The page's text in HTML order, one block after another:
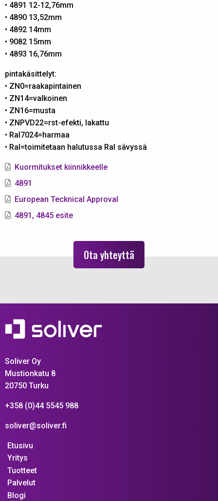
• 4891 12-12,76mm
• 4890 13,52mm
• 4892 14mm
• 9082 15mm
• 4893 16,76mm
pintakäsittelyt:
• ZN0=raakapintainen
• ZN14=valkoinen
• ZN16=musta
• ZNPVD22=rst-efekti, lakattu
• Ral7024=harmaa
• Ral=toimitetaan halutussa Ral sävyssä
Kuormitukset kiinnikkeelle
4891
European Tecknical Approval
4891, 4845 esite
Ota yhteyttä
Soliver Oy
Mustionkatu 8
20750 Turku
+358 (0)44 5545 988
soliver@soliver.fi
Etusivu
Yritys
Tuotteet
Palvelut
Blogi